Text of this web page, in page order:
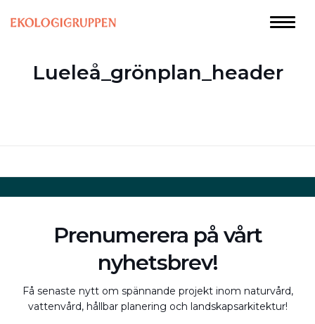
Lueleå_grönplan_header
Prenumerera på vårt
nyhetsbrev!
Få senaste nytt om spännande projekt inom naturvård,
vattenvård, hållbar planering och landskapsarkitektur!